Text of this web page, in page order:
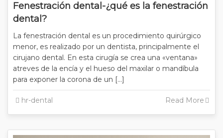
Fenestración dental-¿qué es la fenestración
dental?
La fenestración dental es un procedimiento quirúrgico
menor, es realizado por un dentista, principalmente el
cirujano dental. En esta cirugía se crea una «ventana»
atreves de la encía y el hueso del maxilar o mandíbula
para exponer la corona de un […]
hr-dental Read More